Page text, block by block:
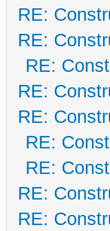
RE:
RE:
RE:
RE:
RE:
RE:
RE:
RE:
RE: